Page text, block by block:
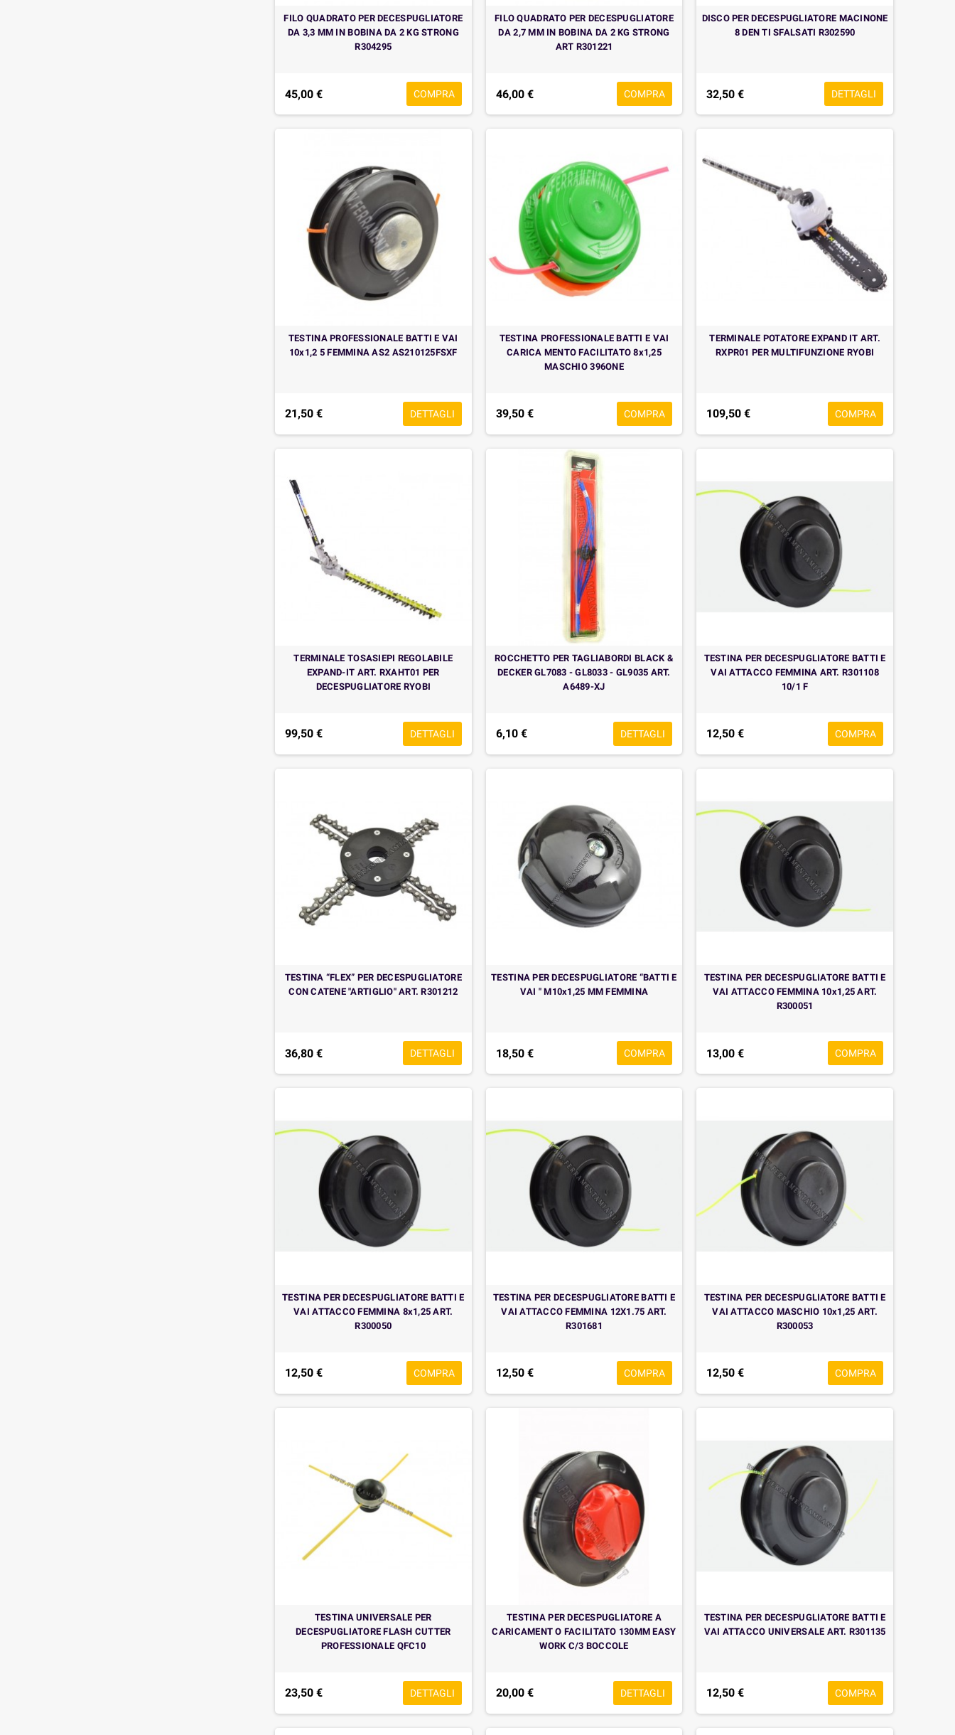
FILO QUADRATO PER DECESPUGLIATORE
DA 3,3 MM IN BOBINA DA 2 KG STRONG
R304295
45,00 € COMPRA
FILO QUADRATO PER DECESPUGLIATORE
DA 2,7 MM IN BOBINA DA 2 KG STRONG
ART R301221
46,00 € COMPRA
DISCO PER DECESPUGLIATORE MACINONE
8 DEN TI SFALSATI R302590
32,50 € DETTAGLI
TESTINA PROFESSIONALE BATTI E VAI
10x1,2 5 FEMMINA AS2 AS210125FSXF
21,50 € DETTAGLI
TESTINA PROFESSIONALE BATTI E VAI
CARICA MENTO FACILITATO 8x1,25
MASCHIO 396ONE
39,50 € COMPRA
TERMINALE POTATORE EXPAND IT ART.
RXPR01 PER MULTIFUNZIONE RYOBI
109,50 € COMPRA
TERMINALE TOSASIEPI REGOLABILE
EXPAND-IT ART. RXAHT01 PER
DECESPUGLIATORE RYOBI
99,50 € DETTAGLI
ROCCHETTO PER TAGLIABORDI BLACK &
DECKER GL7083 - GL8033 - GL9035 ART.
A6489-XJ
6,10 € DETTAGLI
TESTINA PER DECESPUGLIATORE BATTI E
VAI ATTACCO FEMMINA ART. R301108
10/1 F
12,50 € COMPRA
TESTINA “FLEX” PER DECESPUGLIATORE
CON CATENE "ARTIGLIO" ART. R301212
36,80 € DETTAGLI
TESTINA PER DECESPUGLIATORE “BATTI E
VAI " M10x1,25 MM FEMMINA
18,50 € COMPRA
TESTINA PER DECESPUGLIATORE BATTI E
VAI ATTACCO FEMMINA 10x1,25 ART.
R300051
13,00 € COMPRA
TESTINA PER DECESPUGLIATORE BATTI E
VAI ATTACCO FEMMINA 8x1,25 ART.
R300050
12,50 € COMPRA
TESTINA PER DECESPUGLIATORE BATTI E
VAI ATTACCO FEMMINA 12X1.75 ART.
R301681
12,50 € COMPRA
TESTINA PER DECESPUGLIATORE BATTI E
VAI ATTACCO MASCHIO 10x1,25 ART.
R300053
12,50 € COMPRA
TESTINA UNIVERSALE PER
DECESPUGLIATORE FLASH CUTTER
PROFESSIONALE QFC10
23,50 € DETTAGLI
TESTINA PER DECESPUGLIATORE A
CARICAMENT O FACILITATO 130MM EASY
WORK C/3 BOCCOLE
20,00 € DETTAGLI
TESTINA PER DECESPUGLIATORE BATTI E
VAI ATTACCO UNIVERSALE ART. R301135
12,50 € COMPRA